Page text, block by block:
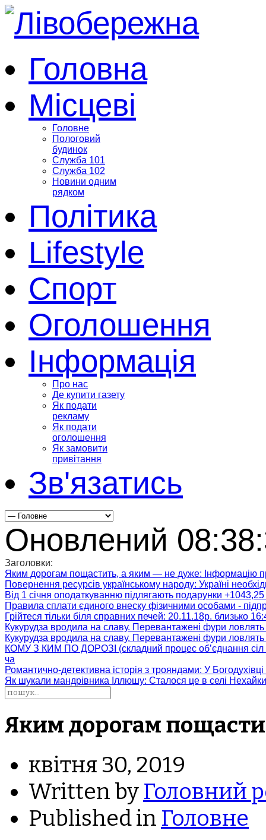
Головна
Місцеві
Головне
Пологовий
будинок
Служба 101
Служба 102
Новини одним
рядком
Політика
Lifestyle
Спорт
Оголошення
Інформація
Про нас
Де купити газету
Як подати
рекламу
Як подати
оголошення
Як замовити
привітання
Зв'язатись
Оновлений
Заголовки:
Яким дорогам пощастить, а яким — не дуже: Інформацію
Повернення ресурсів українському народу: Україні
Від 1 січня оподаткуванню підлягають подарунки +1043,25
Правила сплати єдиного внеску фізичними особами -
Грійтеся тільки біля справних печей: 20.11.18р. близько
Кукурудза вродила на славу. Перевантажені фури
Кукурудза вродила на славу. Перевантажені фури
КОМУ З КИМ ПО ДОРОЗІ (складний процес об’єднання сіл
ча
Романтично-детективна історія з трояндами: У
Як шукали мандрівника Іллюшу: Сталося це в селі
Яким дорогам
квітня 30, 2019
Written by Головний
Published in Головне